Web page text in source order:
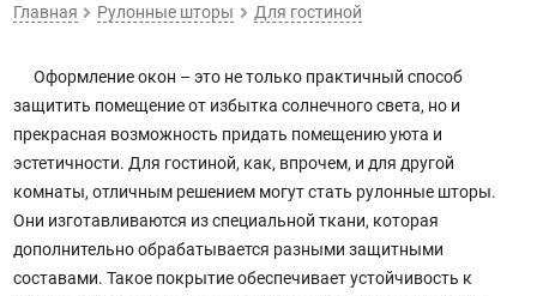
Главная Рулонные шторы Для гостиной
Оформление окон – это не только практичный способ
защитить помещение от избытка солнечного света, но и
прекрасная возможность придать помещению уюта и
эстетичности. Для гостиной, как, впрочем, и для другой
комнаты, отличным решением могут стать рулонные шторы.
Они изготавливаются из специальной ткани, которая
дополнительно обрабатывается разными защитными
составами. Такое покрытие обеспечивает устойчивость к